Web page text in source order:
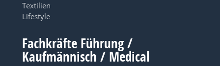
Textilien
Lifestyle
Fachkräfte Führung /
Kaufmännisch / Medical